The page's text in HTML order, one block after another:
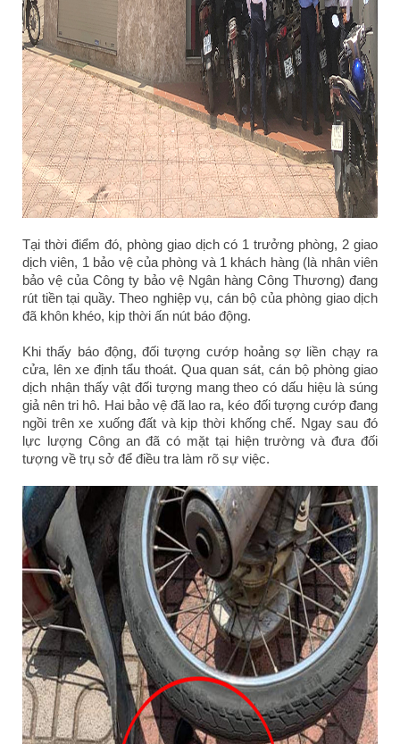
Tại thời điểm đó, phòng giao dịch có 1 trưởng phòng, 2 giao
dịch viên, 1 bảo vệ của phòng và 1 khách hàng (là nhân viên
bảo vệ của Công ty bảo vệ Ngân hàng Công Thương) đang
rút tiền tại quầy. Theo nghiệp vụ, cán bộ của phòng giao dịch
đã khôn khéo, kịp thời ấn nút báo động.
Khi thấy báo động, đối tượng cướp hoảng sợ liền chạy ra
cửa, lên xe định tẩu thoát. Qua quan sát, cán bộ phòng giao
dịch nhận thấy vật đối tượng mang theo có dấu hiệu là súng
giả nên tri hô. Hai bảo vệ đã lao ra, kéo đối tượng cướp đang
ngồi trên xe xuống đất và kịp thời khống chế. Ngay sau đó
lực lượng Công an đã có mặt tại hiện trường và đưa đối
tượng về trụ sở để điều tra làm rõ sự việc.